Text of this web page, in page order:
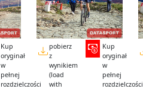
Kup
oryginał
w
pełnej
rozdzielczości
pobierz
z
wynikiem
(load
with
Kup
oryginał
w
pełnej
rozdzielczości